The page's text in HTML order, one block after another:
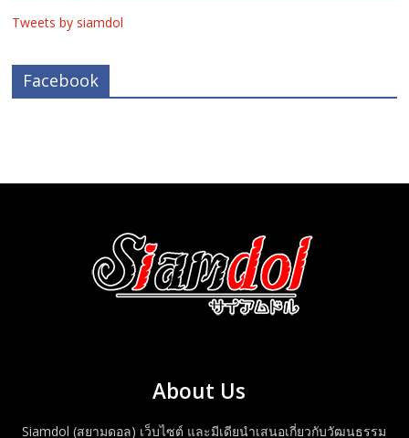
Tweets by siamdol
Facebook
About Us
Siamdol (สยามดอล) เว็บไซต์ และมีเดียนำเสนอเกี่ยวกับวัฒนธรรม